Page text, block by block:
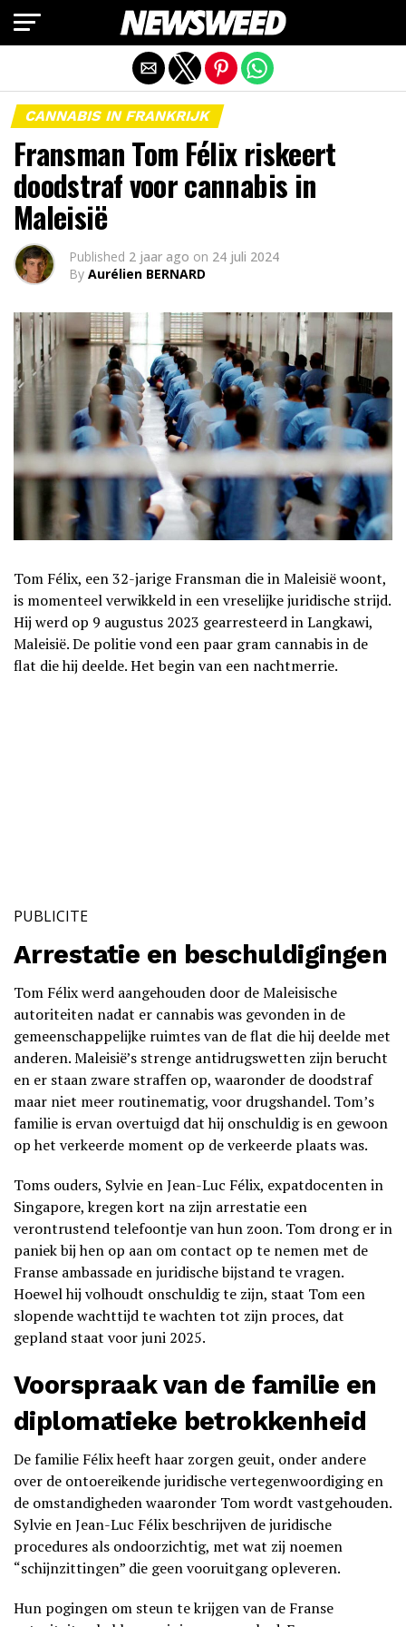
CANNABIS IN FRANKRIJK
Fransman Tom Félix riskeert
doodstraf voor cannabis in
Maleisië
Published 2 jaar ago on 24 juli 2024
By Aurélien BERNARD
Tom Félix, een 32-jarige Fransman die in Maleisië woont,
is momenteel verwikkeld in een vreselijke juridische strijd.
Hij werd op 9 augustus 2023 gearresteerd in Langkawi,
Maleisië. De politie vond een paar gram cannabis in de
flat die hij deelde. Het begin van een nachtmerrie.
PUBLICITE
Arrestatie en beschuldigingen
Tom Félix werd aangehouden door de Maleisische
autoriteiten nadat er cannabis was gevonden in de
gemeenschappelijke ruimtes van de flat die hij deelde met
anderen. Maleisië’s strenge antidrugswetten zijn berucht
en er staan zware straffen op, waaronder de doodstraf
maar niet meer routinematig, voor drugshandel. Tom’s
familie is ervan overtuigd dat hij onschuldig is en gewoon
op het verkeerde moment op de verkeerde plaats was.
Toms ouders, Sylvie en Jean-Luc Félix, expatdocenten in
Singapore, kregen kort na zijn arrestatie een
verontrustend telefoontje van hun zoon. Tom drong er in
paniek bij hen op aan om contact op te nemen met de
Franse ambassade en juridische bijstand te vragen.
Hoewel hij volhoudt onschuldig te zijn, staat Tom een
slopende wachttijd te wachten tot zijn proces, dat
gepland staat voor juni 2025.
Voorspraak van de familie en
diplomatieke betrokkenheid
De familie Félix heeft haar zorgen geuit, onder andere
over de ontoereikende juridische vertegenwoordiging en
de omstandigheden waaronder Tom wordt vastgehouden.
Sylvie en Jean-Luc Félix beschrijven de juridische
procedures als ondoorzichtig, met wat zij noemen
“schijnzittingen” die geen vooruitgang opleveren.
Hun pogingen om steun te krijgen van de Franse
Mobiele versie afsluiten